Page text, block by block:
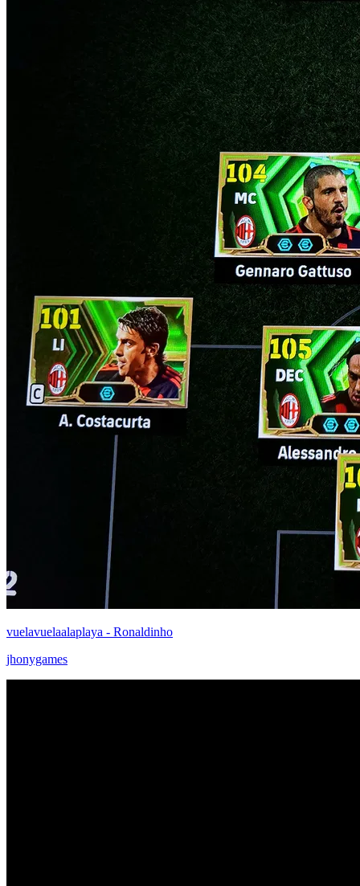
vuelavuelaalaplaya - Ronaldinho
jhonygames